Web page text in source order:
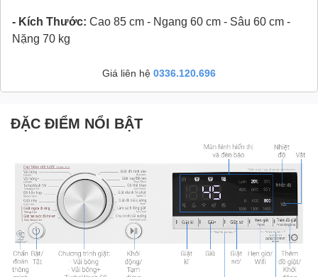
- Kích Thước: Cao 85 cm - Ngang 60 cm - Sâu 60 cm -
Nặng 70 kg
Giá liên hệ 0336.120.696
ĐẶC ĐIỂM NỔI BẬT